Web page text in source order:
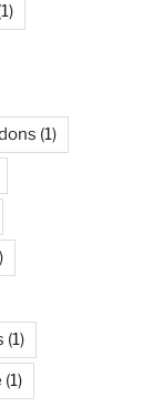
(1)
(1)
(1)